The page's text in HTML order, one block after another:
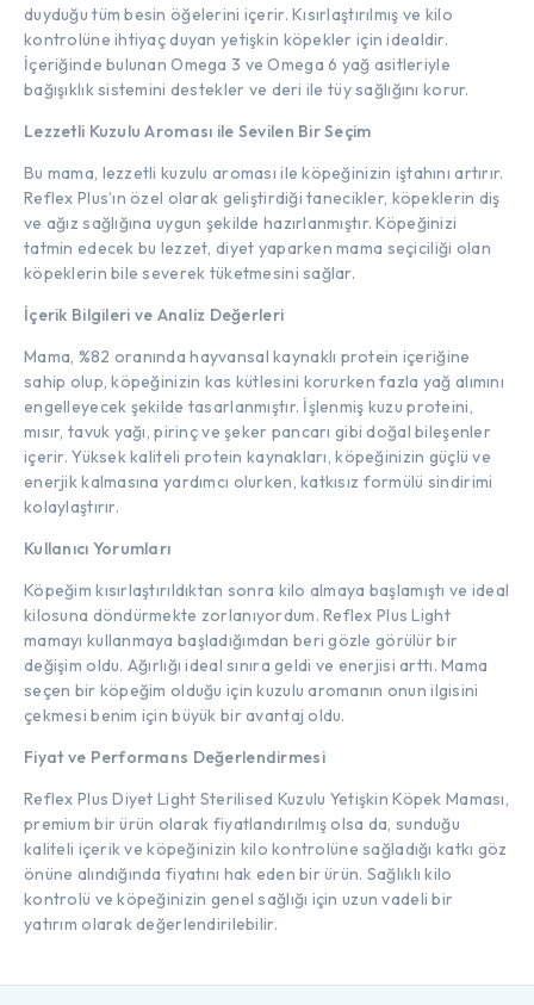
duyduğu tüm besin öğelerini içerir. Kısırlaştırılmış ve kilo
kontrolüne ihtiyaç duyan yetişkin köpekler için idealdir.
İçeriğinde bulunan Omega 3 ve Omega 6 yağ asitleriyle
bağışıklık sistemini destekler ve deri ile tüy sağlığını korur.
Lezzetli Kuzulu Aroması ile Sevilen Bir Seçim
Bu mama, lezzetli kuzulu aroması ile köpeğinizin iştahını artırır.
Reflex Plus’ın özel olarak geliştirdiği tanecikler, köpeklerin diş
ve ağız sağlığına uygun şekilde hazırlanmıştır. Köpeğinizi
tatmin edecek bu lezzet, diyet yaparken mama seçiciliği olan
köpeklerin bile severek tüketmesini sağlar.
İçerik Bilgileri ve Analiz Değerleri
Mama, %82 oranında hayvansal kaynaklı protein içeriğine
sahip olup, köpeğinizin kas kütlesini korurken fazla yağ alımını
engelleyecek şekilde tasarlanmıştır. İşlenmiş kuzu proteini,
mısır, tavuk yağı, pirinç ve şeker pancarı gibi doğal bileşenler
içerir. Yüksek kaliteli protein kaynakları, köpeğinizin güçlü ve
enerjik kalmasına yardımcı olurken, katkısız formülü sindirimi
kolaylaştırır.
Kullanıcı Yorumları
Köpeğim kısırlaştırıldıktan sonra kilo almaya başlamıştı ve ideal
kilosuna döndürmekte zorlanıyordum. Reflex Plus Light
mamayı kullanmaya başladığımdan beri gözle görülür bir
değişim oldu. Ağırlığı ideal sınıra geldi ve enerjisi arttı. Mama
seçen bir köpeğim olduğu için kuzulu aromanın onun ilgisini
çekmesi benim için büyük bir avantaj oldu.
Fiyat ve Performans Değerlendirmesi
Reflex Plus Diyet Light Sterilised Kuzulu Yetişkin Köpek Maması,
premium bir ürün olarak fiyatlandırılmış olsa da, sunduğu
kaliteli içerik ve köpeğinizin kilo kontrolüne sağladığı katkı göz
önüne alındığında fiyatını hak eden bir ürün. Sağlıklı kilo
kontrolü ve köpeğinizin genel sağlığı için uzun vadeli bir
yatırım olarak değerlendirilebilir.